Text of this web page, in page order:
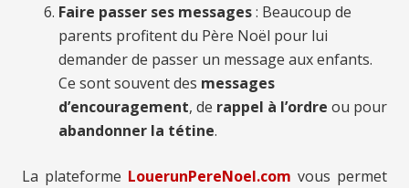
Faire passer ses messages: Beaucoup de
parents profitent du Père Noël pour lui
demander de passer un message aux enfants.
Ce sont souvent des messages
d’encouragement, de rappel à l’ordre ou pour
abandonner la tétine.
La plateforme LouerunPereNoel.com vous permet